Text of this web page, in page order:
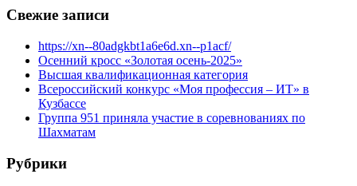
Свежие записи
https://xn--80adgkbt1a6e6d.xn--p1acf/
Осенний кросс «Золотая осень-2025»
Высшая квалификационная категория
Всероссийский конкурс «Моя профессия – ИТ» в
Кузбассе
Группа 951 приняла участие в соревнованиях по
Шахматам
Рубрики